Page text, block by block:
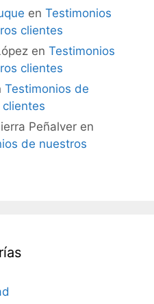
en Testimonios
clientes
en Testimonios
clientes
Testimonios de
Peñalver en
de nuestros